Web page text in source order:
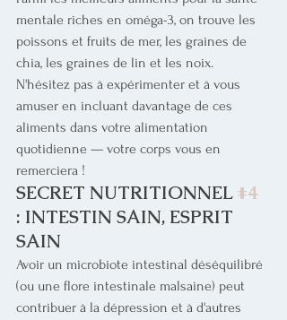
mentale riches en oméga-3, on trouve les
poissons et fruits de mer, les graines de
chia, les graines de lin et les noix.
N'hésitez pas à expérimenter et à vous
amuser en incluant davantage de ces
aliments dans votre alimentation
quotidienne — votre corps vous en
remerciera !
SECRET NUTRITIONNEL #4
: INTESTIN SAIN, ESPRIT
SAIN
Avoir un microbiote intestinal déséquilibré
(ou une flore intestinale malsaine) peut
contribuer à la dépression et à d'autres